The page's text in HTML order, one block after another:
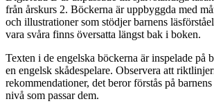
från årskurs 2. Böckerna är uppbyggda med
och illustrationer som stödjer barnens
vara svåra finns översatta längst bak i boken.
Texten i de engelska böckerna är inspelade på
en engelsk skådespelare. Observera att
rekommendationer, det beror förstås på
nivå som passar dem.